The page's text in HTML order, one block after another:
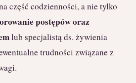
część codzienności, a nie tylko
postępów oraz
lub specjalistą ds. żywienia
trudności związane z